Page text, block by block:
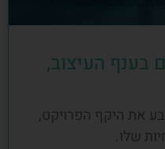
בענף העיצוב,
את היקף הפרויקט,
שלו.